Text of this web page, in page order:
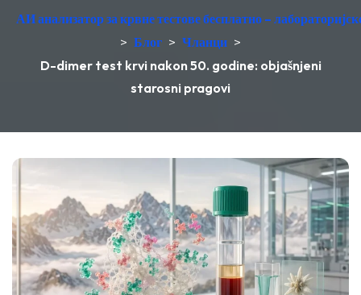
АИ анализатор за крвне тестове бесплатно –
> Блог > Чланци >
D-dimer test krvi nakon 50. godine: objašnjeni
starosni pragovi